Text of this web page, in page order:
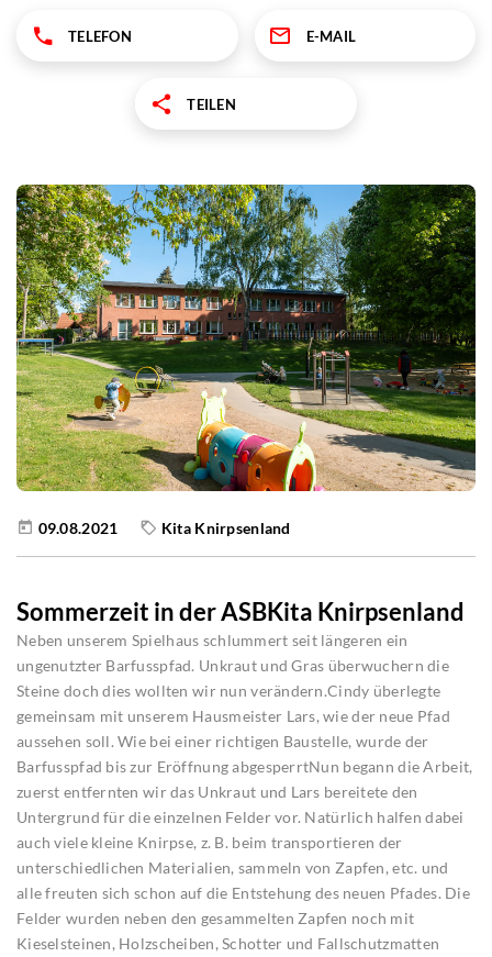
TELEFON E-MAIL
TEILEN
09.08.2021 Kita Knirpsenland
Sommerzeit in der ASBKita Knirpsenland
Neben unserem Spielhaus schlummert seit längeren ein
ungenutzter Barfusspfad. Unkraut und Gras überwuchern die
Steine doch dies wollten wir nun verändern.Cindy überlegte
gemeinsam mit unserem Hausmeister Lars, wie der neue Pfad
aussehen soll. Wie bei einer richtigen Baustelle, wurde der
Barfusspfad bis zur Eröffnung abgesperrtNun begann die Arbeit,
zuerst entfernten wir das Unkraut und Lars bereitete den
Untergrund für die einzelnen Felder vor. Natürlich halfen dabei
auch viele kleine Knirpse, z. B. beim transportieren der
unterschiedlichen Materialien, sammeln von Zapfen, etc. und
alle freuten sich schon auf die Entstehung des neuen Pfades. Die
Felder wurden neben den gesammelten Zapfen noch mit
Kieselsteinen, Holzscheiben, Schotter und Fallschutzmatten